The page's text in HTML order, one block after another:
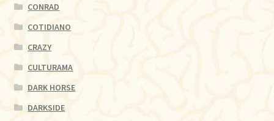
CONRAD
COTIDIANO
CRAZY
CULTURAMA
DARK HORSE
DARKSIDE